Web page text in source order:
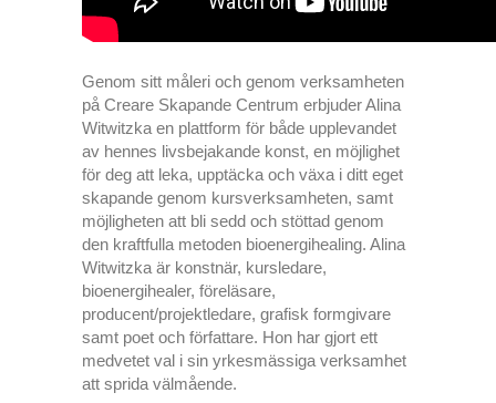
Genom sitt måleri och genom verksamheten
på Creare Skapande Centrum erbjuder Alina
Witwitzka en plattform för både upplevandet
av hennes livsbejakande konst, en möjlighet
för deg att leka, upptäcka och växa i ditt eget
skapande genom kursverksamheten, samt
möjligheten att bli sedd och stöttad genom
den kraftfulla metoden bioenergihealing. Alina
Witwitzka är konstnär, kursledare,
bioenergihealer, föreläsare,
producent/projektledare, grafisk formgivare
samt poet och författare. Hon har gjort ett
medvetet val i sin yrkesmässiga verksamhet
att sprida välmående.